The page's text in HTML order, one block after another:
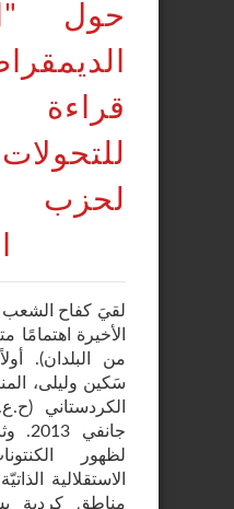
حول
لحزب
لقيَ كفاح
الأخيرة اهتمامًا
من البلدان).
سَكين وليلى،
لظهور
الاستقلالية
مناطق كردية